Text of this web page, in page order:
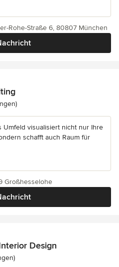
Rohe-Straße 6, 80807 München
5 von 5 Sternen
Umfeld visualisiert nicht nur Ihre
schafft auch Raum für
Großhesselohe
Design
4.9 von 5 Sternen